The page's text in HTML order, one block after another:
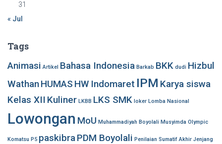
31
« Jul
Tags
Animasi Artikel Bahasa Indonesia Barkab BKK dudi Hizbul
WathanHUMAS HW Indomaret IPM Karya siswa
Kelas XII Kuliner LKBB LKS SMK loker Lomba Nasional
Lowongan MoU Muhammadiyah Boyolali Musyimda Olympic
Komatsu P5 paskibraPDM Boyolali Penilaian Sumatif Akhir Jenjang